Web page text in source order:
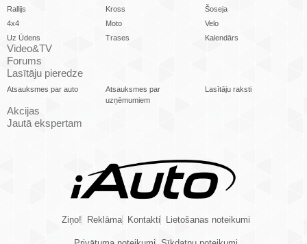
Rallijs Kross
Šoseja
4x4
Moto
Velo
Uz Ūdens
Trases Kalendārs
Video&TV
Forums
Lasītāju pieredze
Atsauksmes par auto
Atsauksmes par
uzņēmumiem
Lasītāju raksti
Akcijas
Jautā ekspertam
Ziņo! Reklāma Kontakti Lietošanas noteikumi